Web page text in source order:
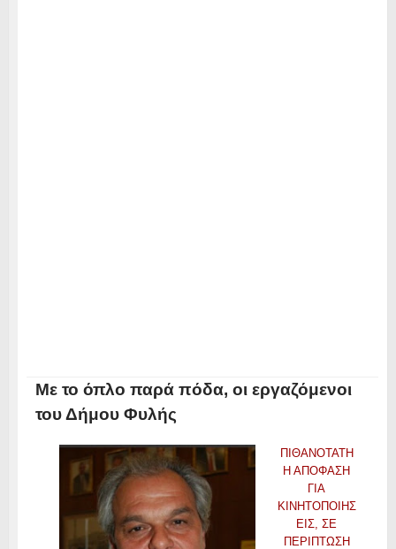
Με το όπλο παρά πόδα, οι εργαζόμενοι
του Δήμου Φυλής
ΠΙΘΑΝΟΤΑΤΗ
Η ΑΠΟΦΑΣΗ
ΓΙΑ
ΚΙΝΗΤΟΠΟΙΗΣ
ΕΙΣ, ΣΕ
ΠΕΡΙΠΤΩΣΗ